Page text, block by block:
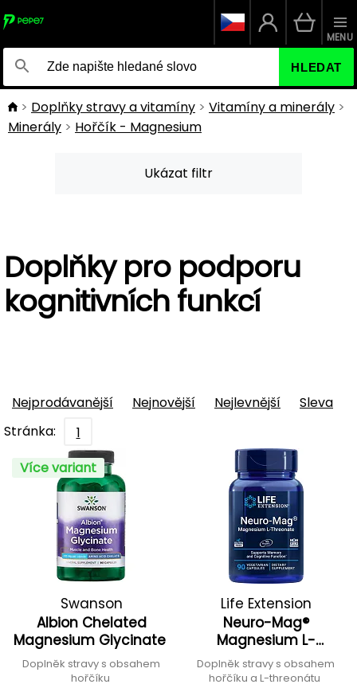
HLEDAT
MENU
Doplňky stravy a vitamíny
Vitamíny a minerály
Minerály
Hořčík - Magnesium
Ukázat filtr
Doplňky pro podporu
kognitivních funkcí
Nejprodávanější Nejnovější Nejlevnější
Sleva
Stránka:
1
Více variant
Swanson
Albion Chelated
Magnesium Glycinate
Doplněk stravy s obsahem
hořčíku
Life Extension
Neuro-Mag®
Magnesium L-
Threonate
Doplněk stravy s obsahem
hořčíku a L-threonátu